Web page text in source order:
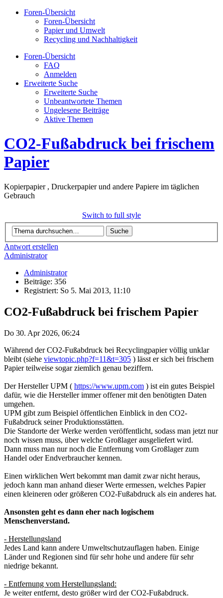
Foren-Übersicht
Foren-Übersicht
Papier und Umwelt
Recycling und Nachhaltigkeit
Foren-Übersicht
FAQ
Anmelden
Erweiterte Suche
Erweiterte Suche
Unbeantwortete Themen
Ungelesene Beiträge
Aktive Themen
CO2-Fußabdruck bei frischem
Papier
Kopierpapier , Druckerpapier und andere Papiere im täglichen
Gebrauch
Switch to full style
Antwort erstellen
Administrator
Administrator
Beiträge: 356
Registriert: So 5. Mai 2013, 11:10
CO2-Fußabdruck bei frischem Papier
Do 30. Apr 2026, 06:24
Während der CO2-Fußabdruck bei Recyclingpapier völlig unklar
bleibt (siehe viewtopic.php?f=11&t=305 ) lässt er sich bei frischem
Papier teilweise sogar ziemlich genau beziffern.
Der Hersteller UPM ( https://www.upm.com ) ist ein gutes Beispiel
dafür, wie die Hersteller immer offener mit den benötigten Daten
umgehen.
UPM gibt zum Beispiel öffentlichen Einblick in den CO2-
Fußabdruck seiner Produktionsstätten.
Die Standorte der Werke werden veröffentlicht, sodass man jetzt nur
noch wissen muss, über welche Großlager ausgeliefert wird.
Dann muss man nur noch die Entfernung vom Großlager zum
Handel oder Endverbraucher kennen.
Einen wirklichen Wert bekommt man damit zwar nicht heraus,
jedoch kann man anhand dieser Werte ermessen, welches Papier
einen kleineren oder größeren CO2-Fußabdruck als ein anderes hat.
Ansonsten geht es dann eher nach logischem
Menschenverstand.
- Herstellungsland
Jedes Land kann andere Umweltschutzauflagen haben. Einige
Länder und Regionen sind für sehr hohe und andere für sehr
niedrige bekannt.
- Entfernung vom Herstellungsland:
Je weiter entfernt, desto größer wird der CO2-Fußabdruck.